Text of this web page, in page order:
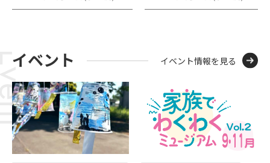
イベント イベント情報を見る